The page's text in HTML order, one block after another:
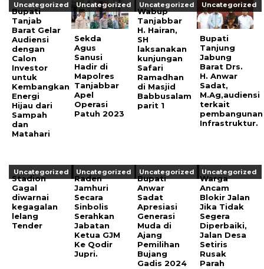
Uncategorized
Bupati
Tanjab
Barat Gelar
Audiensi
dengan
Calon
Investor
untuk
Kembangkan
Energi
Hijau dari
Sampah
dan
Matahari
Uncategorized
Sekda
Agus
Sanusi
Hadir di
Mapolres
Tanjabbar
Apel
Operasi
Patuh 2023
Uncategorized
Wabup
Tanjabbar
H. Hairan,
SH
laksanakan
kunjungan
Safari
Ramadhan
di Masjid
Babbusalam
parit 1
Uncategorized
Bupati
Tanjung
Jabung
Barat Drs.
H. Anwar
Sadat,
M.Ag,audiensi
terkait
pembangunan
Infrastruktur.
Uncategorized
Stadion
Gagal
diwarnai
kegagalan
lelang
Tender
Uncategorized
Raden
Jamhuri
Secara
Sinbolis
Serahkan
Jabatan
Ketua GJM
Ke Qodir
Jupri.
Uncategorized
Bupati
Anwar
Sadat
Apresiasi
Generasi
Muda di
Ajang
Pemilihan
Bujang
Gadis 2024
Uncategorized
Warga
Ancam
Blokir Jalan
Jika Tidak
Segera
Diperbaiki,
Jalan Desa
Setiris
Rusak
Parah